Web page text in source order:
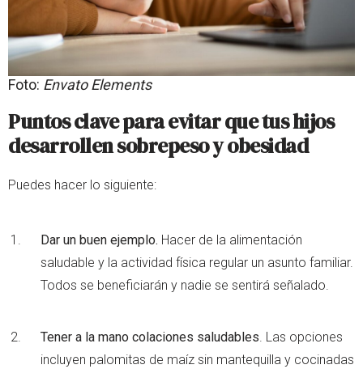
Foto: Envato Elements
Puntos clave para evitar que tus hijos
desarrollen sobrepeso y obesidad
Puedes hacer lo siguiente:
Dar un buen ejemplo. Hacer de la alimentación
saludable y la actividad física regular un asunto familiar.
Todos se beneficiarán y nadie se sentirá señalado.
Tener a la mano colaciones saludables. Las opciones
incluyen palomitas de maíz sin mantequilla y cocinadas